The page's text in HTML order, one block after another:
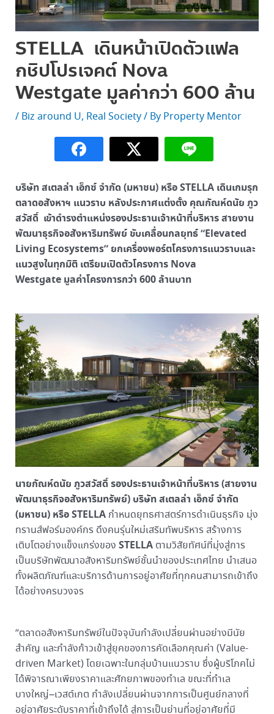
STELLA เดินหน้าเปิดตัวแฟล
กชิปโปรเจคต์ Nova
Westgate มูลค่ากว่า 600 ล้าน
/ Biz around U, Real Society/ By Property Mentor
บริษัท สเตลล่า เอ็กซ์ จำกัด (มหาชน) หรือ STELLA เดินเกมรุก
ตลาดอสังหาฯ แนวราบ หลังประกาศแต่งตั้ง คุณกัณห์ดนัย ภูว
สวัสดิ์ เข้าดำรงตำแหน่งรองประธานเจ้าหน้าที่บริหาร สายงาน
พัฒนาธุรกิจอสังหาริมทรัพย์ ขับเคลื่อนกลยุทธ์ “Elevated
Living Ecosystems” ยกเครื่องพอร์ตโครงการแนวราบและ
แนวสูงในทุกมิติ เตรียมเปิดตัวโครงการ Nova
Westgate มูลค่าโครงการกว่า 600 ล้านบาท
นายกัณห์ดนัย ภูวสวัสดิ์ รองประธานเจ้าหน้าที่บริหาร (สายงาน
พัฒนาธุรกิจอสังหาริมทรัพย์) บริษัท สเตลล่า เอ็กซ์ จํากัด
(มหาชน) หรือSTELLAกำหนดยุทธศาสตร์การดำเนินธุรกิจ มุ่ง
ทรานส์ฟอร์มองค์กร ดึงคนรุ่นใหม่เสริมทัพบริหาร สร้างการ
เติบโตอย่างแข็งแกร่งของ STELLAตามวิสัยทัศน์ที่มุ่งสู่การ
เป็นบริษัทพัฒนาอสังหาริมทรัพย์ชั้นนำของประเทศไทย นำเสนอ
ทั้งผลิตภัณฑ์และบริการด้านการอยู่อาศัยที่ทุกคนสามารถเข้าถึง
ได้อย่างครบวงจร
“ตลาดอสังหาริมทรัพย์ในปัจจุบันกำลังเปลี่ยนผ่านอย่างมีนัย
สำคัญ และกำลังก้าวเข้าสู่ยุคของการคัดเลือกคุณค่า (Value-
driven Market) โดยเฉพาะในกลุ่มบ้านแนวราบ ซึ่งผู้บริโภคไม่
ได้พิจารณาเพียงราคาและศักยภาพของทำเล ขณะที่ทำเล
บางใหญ่–เวสต์เกต กำลังเปลี่ยนผ่านจากการเป็นศูนย์กลางที่
อยู่อาศัยระดับราคาที่เข้าถึงได้ สู่การเป็นย่านที่อยู่อาศัยที่มี